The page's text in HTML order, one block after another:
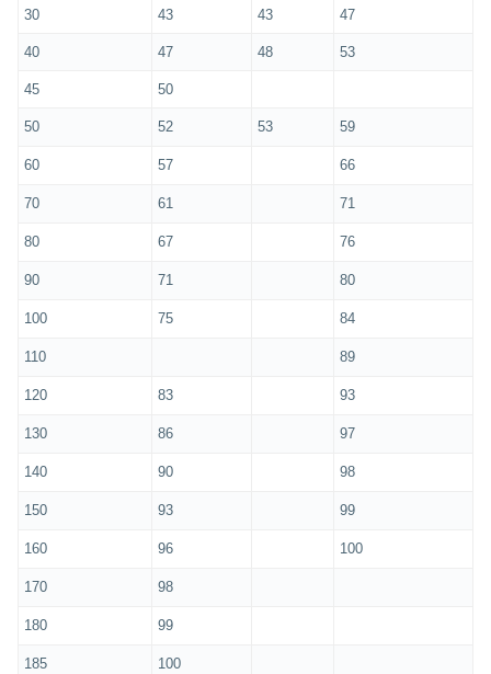
30 43 43 47
40 47 48 53
45 50
50 52 53 59
60 57 66
70 61 71
80 67 76
90 71 80
100 75 84
110 89
120 83 93
130 86 97
140 90 98
150 93 99
160 96 100
170 98
180 99
185 100